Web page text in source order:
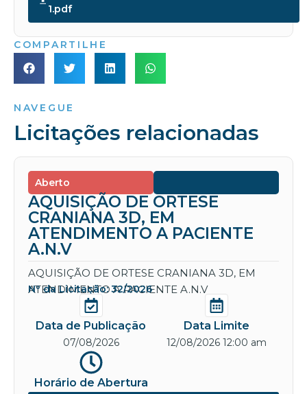
1.pdf
COMPARTILHE
NAVEGUE
Licitações relacionadas
Aberto
AQUISIÇÃO DE ORTESE
CRANIANA 3D, EM
ATENDIMENTO A PACIENTE
A.N.V
AQUISIÇÃO DE ORTESE CRANIANA 3D, EM
ATENDIMENTO A PACIENTE A.N.V
Nº da Licitação: 32/2026
Data de Publicação
07/08/2026
Data Limite
12/08/2026 12:00 am
Horário de Abertura